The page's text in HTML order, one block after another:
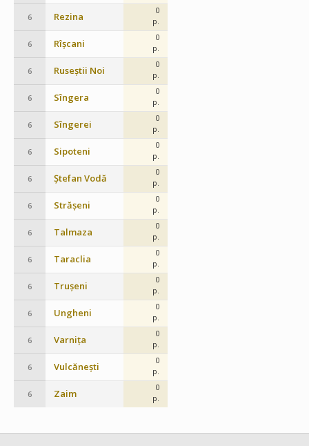
6 Rezina
0
p.
6 Rîșcani
0
p.
6 Ruseștii Noi
0
p.
6 Sîngera
0
p.
6 Sîngerei
0
p.
6 Sipoteni
0
p.
6 Ștefan Vodă
0
p.
6 Strășeni
0
p.
6 Talmaza
0
p.
6 Taraclia
0
p.
6 Trușeni
0
p.
6 Ungheni
0
p.
6 Varnița
0
p.
6 Vulcănești
0
p.
6 Zaim
0
p.